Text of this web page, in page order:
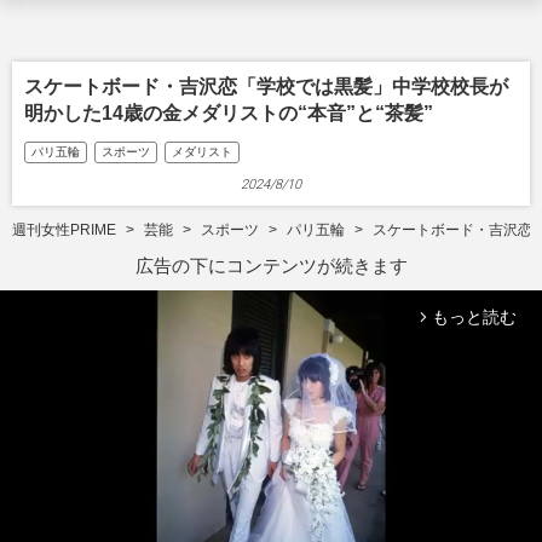
スケートボード・吉沢恋「学校では黒髪」中学校校長が
明かした14歳の金メダリストの“本音”と“茶髪”
パリ五輪 スポーツ メダリスト
2024/8/10
週刊女性PRIME 芸能 スポーツ パリ五輪 スケートボード・吉沢恋
広告の下にコンテンツが続きます
arrow_forward_ios もっと読む